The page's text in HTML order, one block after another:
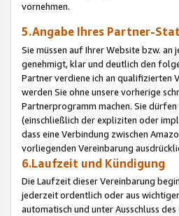
vornehmen.
5.Angabe Ihres Partner-
Sie müssen auf Ihrer Website bzw.
genehmigt, klar und deutlich den
Partner verdiene ich an qualifizierten
werden Sie ohne unsere vorherige
Partnerprogramm machen. Sie
(einschließlich der expliziten oder
dass eine Verbindung zwischen
vorliegenden Vereinbarung
6.Laufzeit und Kündigung
Die Laufzeit dieser Vereinbarung
jederzeit ordentlich oder aus
automatisch und unter Ausschluss